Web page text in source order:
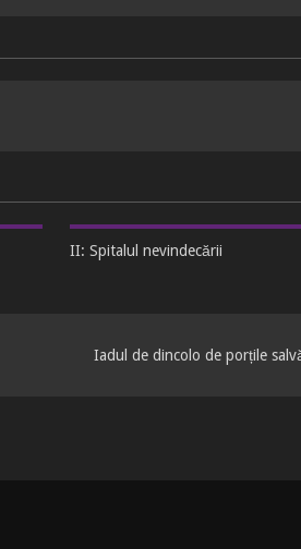
II: Spitalul nevindecării
Iadul de dincolo de porțile